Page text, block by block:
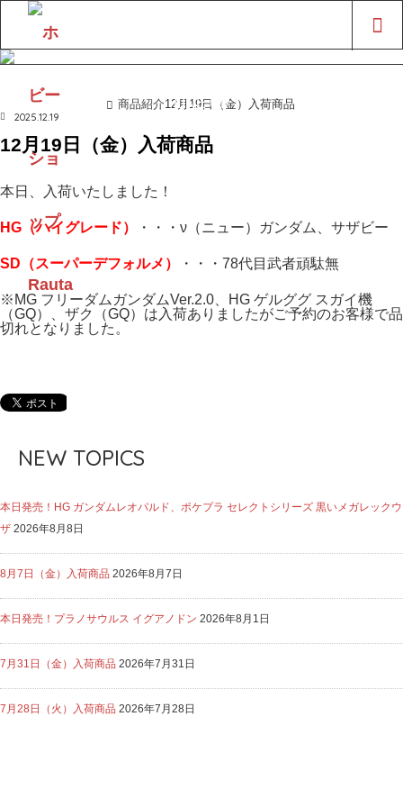
LINE UP
ホーム
商品紹介12月19日（金）入荷商品
2025.12.19
12月19日（金）入荷商品
本日、入荷いたしました！
HG（ハイグレード） ・・・ν（ニュー）ガンダム、サザビー
SD（スーパーデフォルメ） ・・・78代目武者頑駄無
※MG フリーダムガンダムVer.2.0、HG ゲルググ スガイ機
（GQ）、ザク（GQ）は入荷ありましたがご予約のお客様で品
切れとなりました。
NEW TOPICS
本日発売！HG ガンダムレオパルド、ポケプラ セレクトシリーズ 黒いメガレックウ
ザ 2026年8月8日
8月7日（金）入荷商品 2026年8月7日
本日発売！プラノサウルス イグアノドン 2026年8月1日
7月31日（金）入荷商品 2026年7月31日
7月28日（火）入荷商品 2026年7月28日